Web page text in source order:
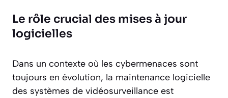
Le rôle crucial des mises à jour
logicielles
Dans un contexte où les cybermenaces sont
toujours en évolution, la maintenance logicielle
des systèmes de vidéosurveillance est